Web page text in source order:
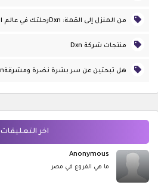
من المنزل إلى القمة: Dxnرحلتك في عالم التسويق الشبكيdxn
منتجات شركة Dxn
هل تبحثين عن سر بشرة نضرة ومشرقةdxn
اخر التعليقات
Anonymous
ما هي الفروع في مصر